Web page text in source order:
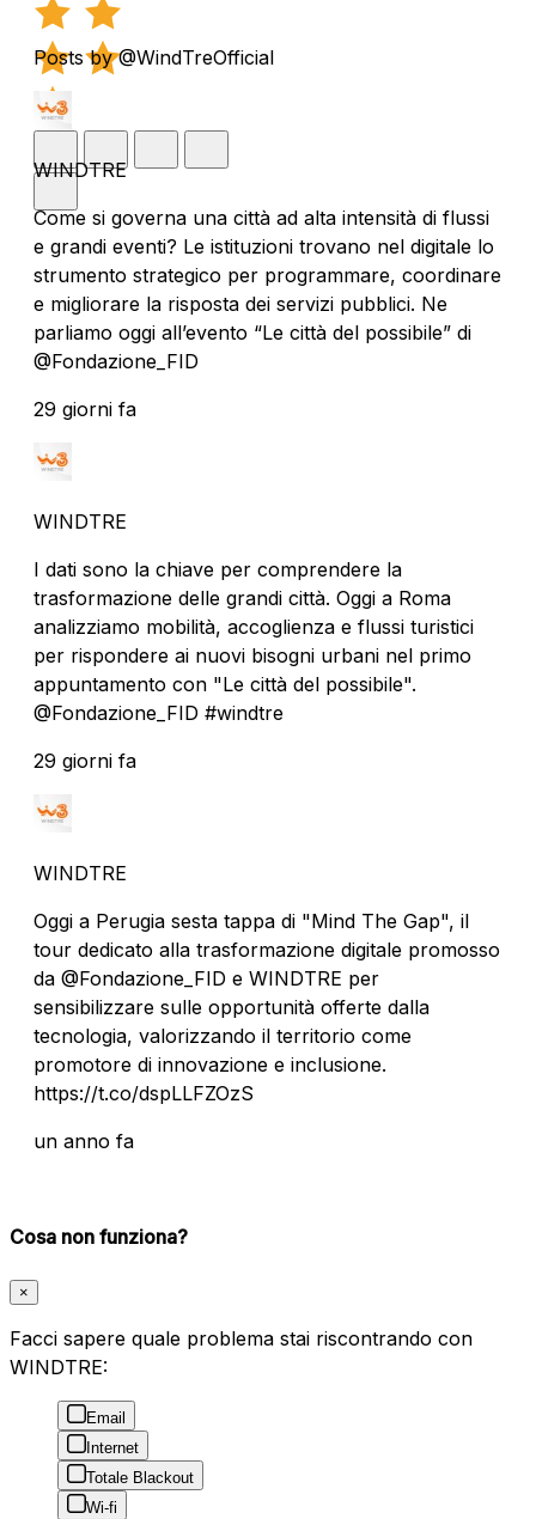
Posts by @WindTreOfficial
WINDTRE
Come si governa una città ad alta intensità di flussi
e grandi eventi? Le istituzioni trovano nel digitale lo
strumento strategico per programmare, coordinare
e migliorare la risposta dei servizi pubblici. Ne
parliamo oggi all’evento “Le città del possibile” di
@Fondazione_FID
29 giorni fa
WINDTRE
I dati sono la chiave per comprendere la
trasformazione delle grandi città. Oggi a Roma
analizziamo mobilità, accoglienza e flussi turistici
per rispondere ai nuovi bisogni urbani nel primo
appuntamento con "Le città del possibile".
@Fondazione_FID #windtre
29 giorni fa
WINDTRE
Oggi a Perugia sesta tappa di "Mind The Gap", il
tour dedicato alla trasformazione digitale promosso
da @Fondazione_FID e WINDTRE per
sensibilizzare sulle opportunità offerte dalla
tecnologia, valorizzando il territorio come
promotore di innovazione e inclusione.
https://t.co/dspLLFZOzS
un anno fa
Cosa non funziona?
×
Facci sapere quale problema stai riscontrando con
WINDTRE:
Email
Internet
Totale Blackout
Wi-fi